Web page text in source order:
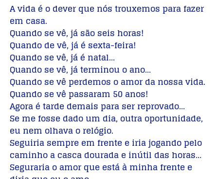
A vida é o dever que nós trouxemos para fazer
em casa.
Quando se vê, já são seis horas!
Quando de vê, já é sexta-feira!
Quando se vê, já é natal…
Quando se vê, já terminou o ano…
Quando se vê perdemos o amor da nossa vida.
Quando se vê passaram 50 anos!
Agora é tarde demais para ser reprovado…
Se me fosse dado um dia, outra oportunidade,
eu nem olhava o relógio.
Seguiria sempre em frente e iria jogando pelo
caminho a casca dourada e inútil das horas…
Seguraria o amor que está à minha frente e